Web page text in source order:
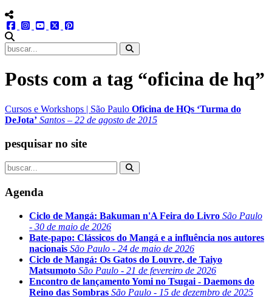
menu redes social
facebookinstagram
youtube
twitter
Posts com a tag “oficina de hq”
Cursos e Workshops | São Paulo Oficina de HQs ‘Turma do
DeJota’ Santos – 22 de agosto de 2015
pesquisar no site
Agenda
Ciclo de Mangá: Bakuman n'A Feira do Livro São Paulo
- 30 de maio de 2026
Bate-papo: Clássicos do Mangá e a influência nos autores
nacionais São Paulo - 24 de maio de 2026
Ciclo de Mangá: Os Gatos do Louvre, de Taiyo
Matsumoto São Paulo - 21 de fevereiro de 2026
Encontro de lançamento Yomi no Tsugai - Daemons do
Reino das Sombras São Paulo - 15 de dezembro de 2025